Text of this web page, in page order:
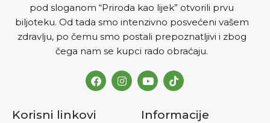
pod sloganom “Priroda kao lijek” otvorili prvu
biljoteku. Od tada smo intenzivno posvećeni vašem
zdravlju, po čemu smo postali prepoznatljivi i zbog
čega nam se kupci rado obraćaju.
Korisni linkovi Informacije